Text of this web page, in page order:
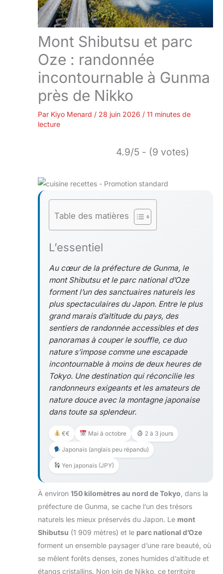
Mont Shibutsu et parc
Oze : randonnée
incontournable à Gunma
près de Nikko
Par Kiyo Menard / 28 juin 2026 / 11 minutes de
lecture
4.9/5 - (9 votes)
Table des matières
L’essentiel
Au cœur de la préfecture de Gunma, le
mont Shibutsu et le parc national d’Oze
forment l’un des sanctuaires naturels les
plus spectaculaires du Japon. Entre le plus
grand marais d’altitude du pays, des
sentiers de randonnée accessibles et des
panoramas à couper le souffle, ce duo
nature s’impose comme une escapade
incontournable à moins de deux heures de
Tokyo. Une destination qui réconcilie les
randonneurs exigeants et les amateurs de
nature douce avec la montagne japonaise
dans toute sa splendeur.
€€ Mai à octobre 2 à 3 jours
Japonais (anglais peu répandu)
Yen japonais (JPY)
À environ 150 kilomètres au nord de Tokyo , dans la
préfecture de Gunma, se cache l’un des trésors
naturels les mieux préservés du Japon. Le mont
Shibutsu (1 909 mètres) et le parc national d’Oze
forment un ensemble paysager d’une rare beauté, où
se mêlent forêts denses, zones humides d’altitude et
étangs cristallins. Non loin de Nikko, ce territoire